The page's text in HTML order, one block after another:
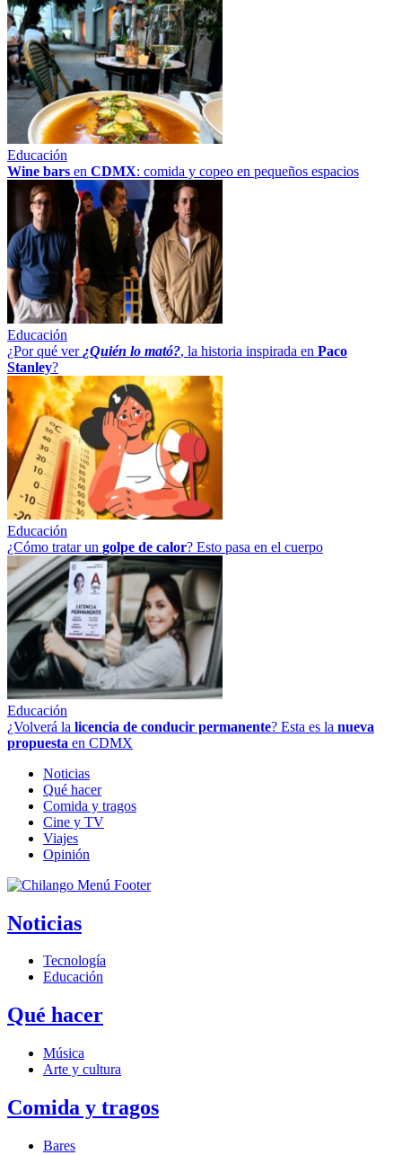
Educación
Wine bars en CDMX: comida y copeo en pequeños espacios
Educación
¿Por qué ver ¿Quién lo mató?, la historia inspirada en Paco
Stanley?
Educación
¿Cómo tratar un golpe de calor? Esto pasa en el cuerpo
Educación
¿Volverá la licencia de conducir permanente? Esta es la nueva
propuesta en CDMX
Noticias
Qué hacer
Comida y tragos
Cine y TV
Viajes
Opinión
Noticias
Tecnología
Educación
Qué hacer
Música
Arte y cultura
Comida y tragos
Bares